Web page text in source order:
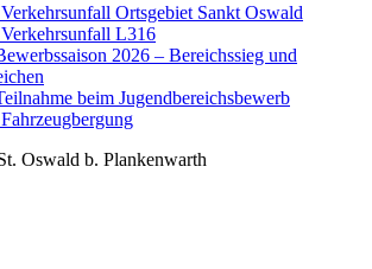
Ortsgebiet Sankt Oswald
L316
2026 – Bereichssieg und
beim Jugendbereichsbewerb
Oswald b. Plankenwarth